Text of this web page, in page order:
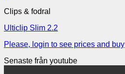
Clips & fodral
Ulticlip Slim 2.2
Please, login to see prices and buy
Senaste från youtube